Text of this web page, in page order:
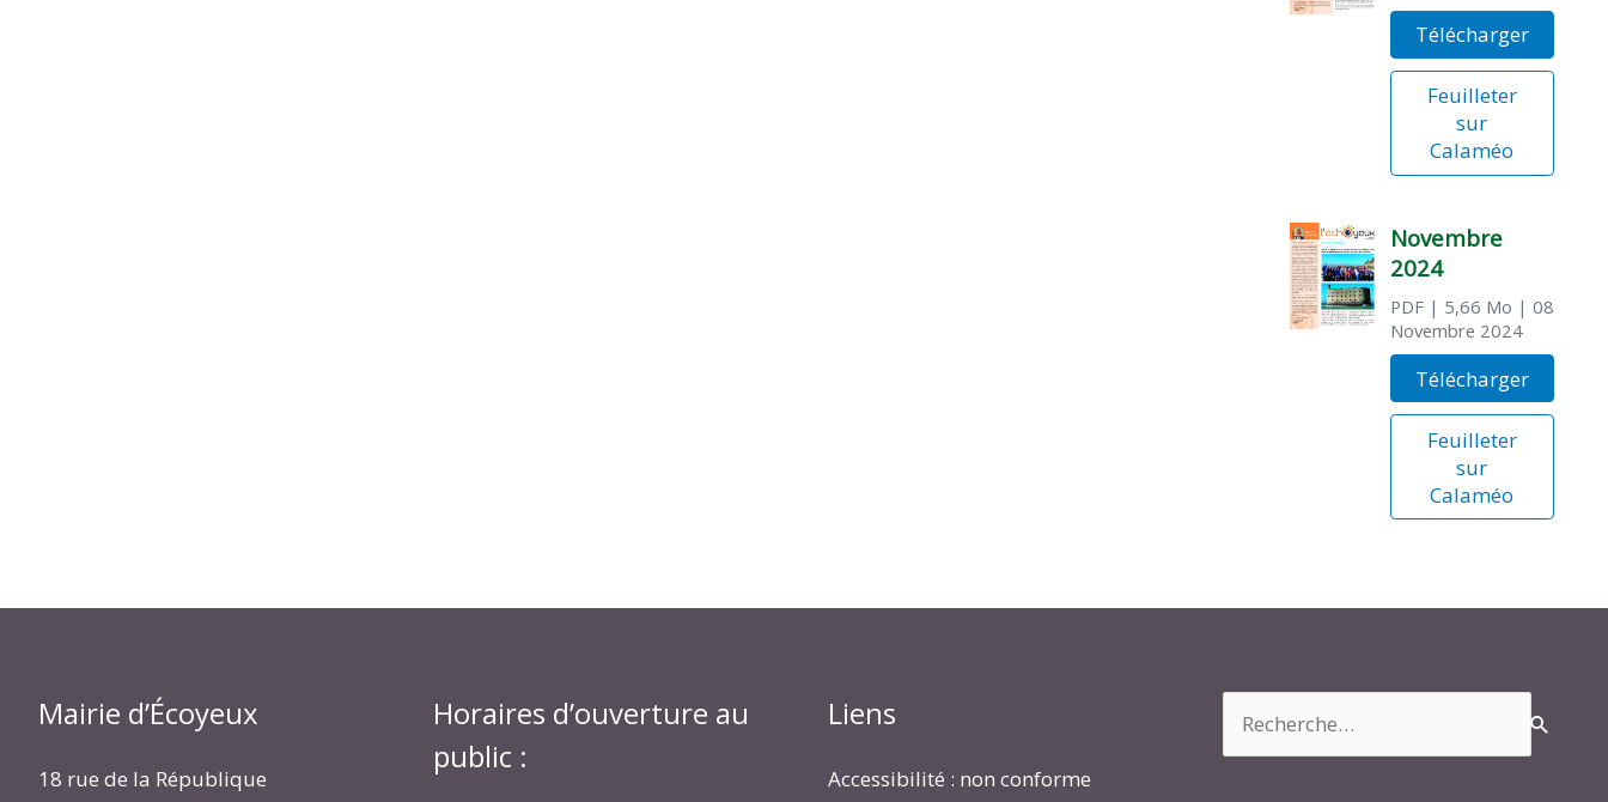
Télécharger
Feuilleter
sur
Calaméo
Novembre
2024
PDF| 5,66 Mo | 08
Novembre 2024
Télécharger
Feuilleter
sur
Calaméo
Mairie d’Écoyeux
18 rue de la République
Horaires d’ouverture au
public :
Liens
Accessibilité : non conforme